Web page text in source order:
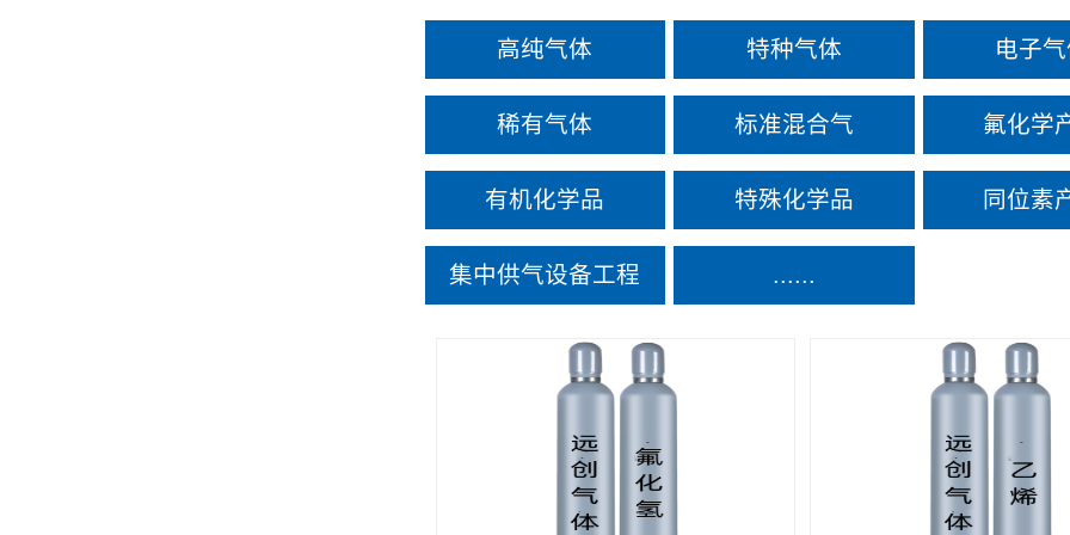
高纯气体 特种气体 电子
稀有气体 标准混合气 氟化学
有机化学品 特殊化学品 同位素
集中供气设备工程 ......